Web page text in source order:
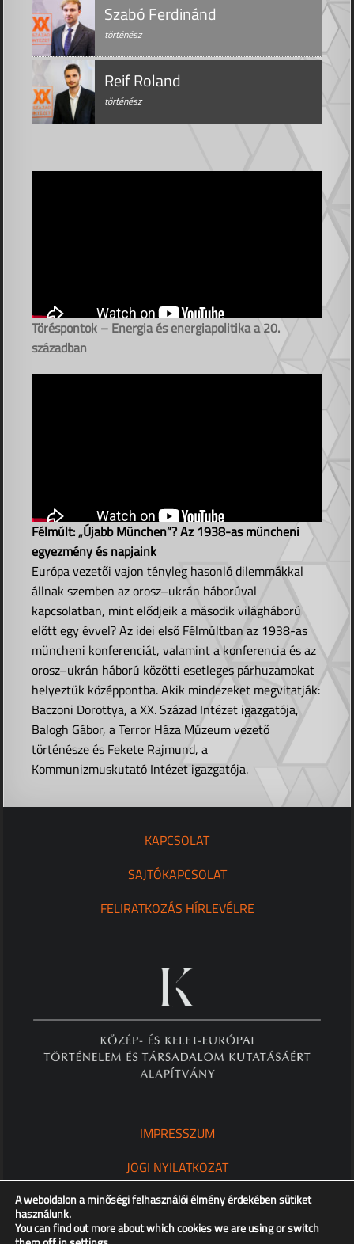
Szabó Ferdinánd
történész
Reif Roland
történész
Töréspontok – Energia és energiapolitika a 20.
században
Félmúlt: „Újabb München”? Az 1938-as müncheni
egyezmény és napjaink
Európa vezetői vajon tényleg hasonló dilemmákkal
állnak szemben az orosz–ukrán háborúval
kapcsolatban, mint elődjeik a második világháború
előtt egy évvel? Az idei első Félmúltban az 1938-as
müncheni konferenciát, valamint a konferencia és az
orosz–ukrán háború közötti esetleges párhuzamokat
helyeztük középpontba. Akik mindezeket megvitatják:
Baczoni Dorottya, a XX. Század Intézet igazgatója,
Balogh Gábor, a Terror Háza Múzeum vezető
történésze és Fekete Rajmund, a
Kommunizmuskutató Intézet igazgatója.
KAPCSOLAT
SAJTÓKAPCSOLAT
FELIRATKOZÁS HÍRLEVÉLRE
IMPRESSZUM
JOGI NYILATKOZAT
ADATKEZELÉSI TÁJÉKOZTATÓ
A weboldalon a minőségi felhasználói élmény érdekében sütiket
használunk.
You can find out more about which cookies we are using or switch